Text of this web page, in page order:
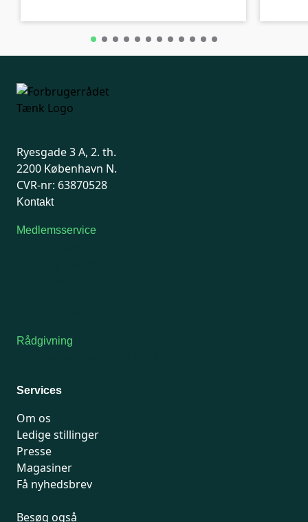
Ryesgade 3 A, 2. th.
2200 København N.
CVR-nr: 63870528
Kontakt
Medlemsservice
Rådgivning
Services
Om os
Ledige stillinger
Presse
Magasiner
Få nyhedsbrev
Besøg også